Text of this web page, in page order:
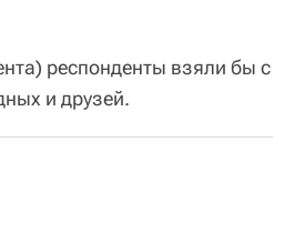
респонденты взяли бы с
и друзей.